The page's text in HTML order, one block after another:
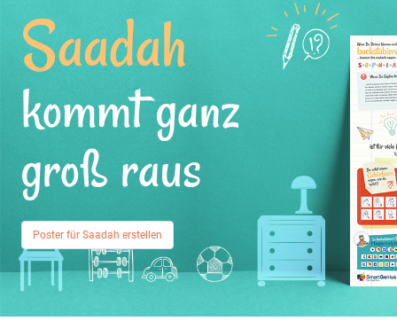
Saadah
kommt ganz
groß raus
Poster für Saadah erstellen